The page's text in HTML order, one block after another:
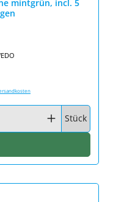
mintgrün, incl. 5
Preis:
Wert ein oder benutze die
Stück
Warenkorb